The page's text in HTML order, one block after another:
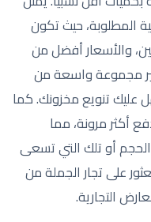
المطلوبة، حيث تكون
والأسعار أفضل من
مجموعة واسعة من
تنويع مخزونك. كما
أكثر مرونة، مما
الحجم أو تلك التي تسعى
على تجار الجملة من
التجارية.